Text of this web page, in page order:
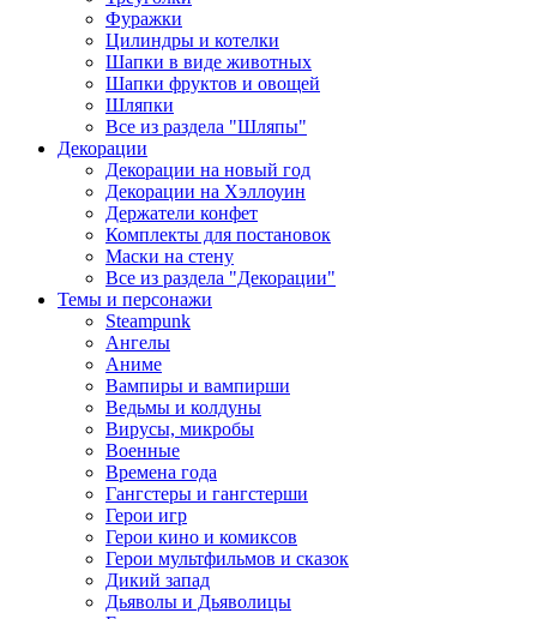
Фуражки
Цилиндры и котелки
Шапки в виде животных
Шапки фруктов и овощей
Шляпки
Все из раздела "Шляпы"
Декорации
Декорации на новый год
Декорации на Хэллоуин
Держатели конфет
Комплекты для постановок
Маски на стену
Все из раздела "Декорации"
Темы и персонажи
Steampunk
Ангелы
Аниме
Вампиры и вампирши
Ведьмы и колдуны
Вирусы, микробы
Военные
Времена года
Гангстеры и гангстерши
Герои игр
Герои кино и комиксов
Герои мультфильмов и сказок
Дикий запад
Дьяволы и Дьяволицы